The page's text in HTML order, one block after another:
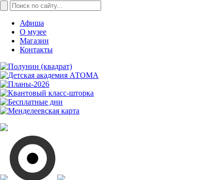
Афиша
О музее
Магазин
Контакты